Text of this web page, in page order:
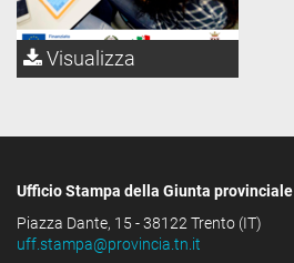
Visualizza
Ufficio Stampa della Giunta provinciale
Piazza Dante, 15 - 38122 Trento (IT)
uff.stampa@provincia.tn.it